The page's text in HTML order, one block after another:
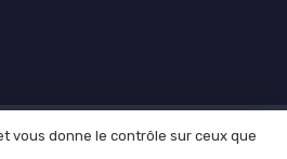
Politique de confidentialité
Grande
vous donne le contrôle sur ceux que